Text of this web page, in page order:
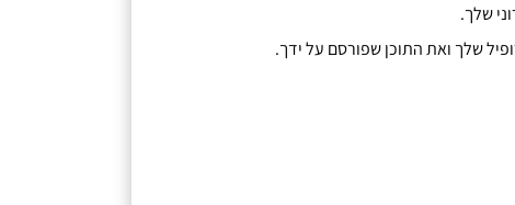
שלך.
שלך ואת התוכן שפורסם על ידך.